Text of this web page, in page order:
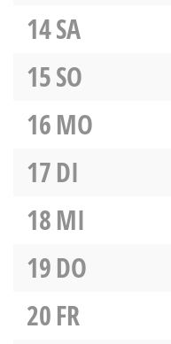
14SA
15SO
16MO
17DI
18MI
19DO
20FR